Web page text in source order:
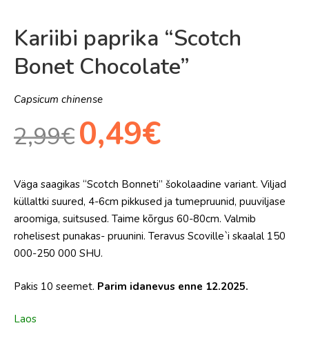
Kariibi paprika “Scotch
Bonet Chocolate”
Capsicum chinense
2,99€
Algne
hind
2,99€.
0,49€Praegune
hind
0,49€.
Väga saagikas “Scotch Bonneti” šokolaadine variant. Viljad
küllaltki suured, 4-6cm pikkused ja tumepruunid, puuviljase
aroomiga, suitsused. Taime kõrgus 60-80cm. Valmib
rohelisest punakas- pruunini. Teravus Scoville`i skaalal 150
000-250 000 SHU.
Pakis 10 seemet. Parim idanevus enne 12.2025.
Laos